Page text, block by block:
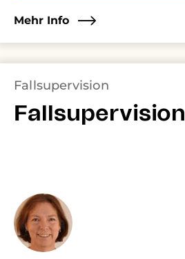
Mehr Info
Fallsupervision
Fallsupervision